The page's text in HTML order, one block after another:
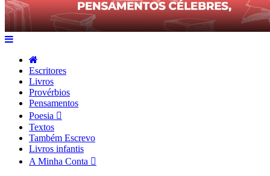
Escritores
Livros
Provérbios
Pensamentos
Poesia
Textos
Também Escrevo
Livros infantis
A Minha Conta